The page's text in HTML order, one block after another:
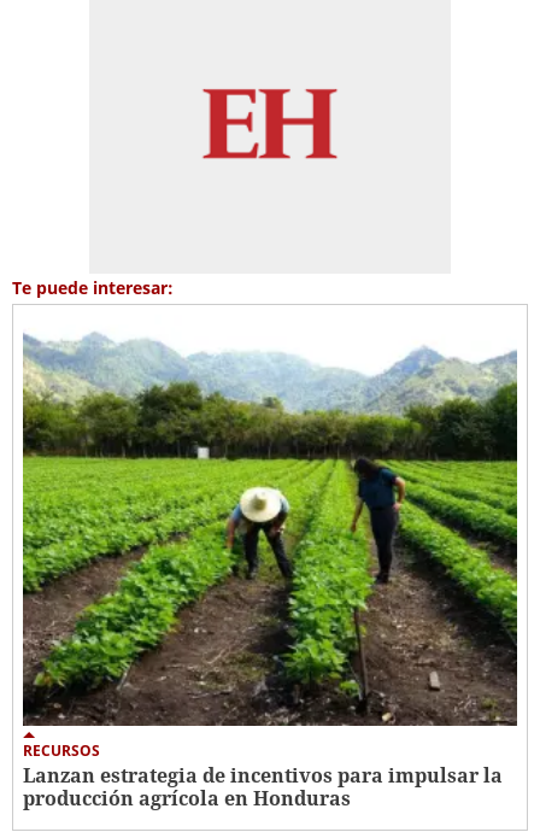
Te puede interesar:
RECURSOS
Lanzan estrategia de incentivos para impulsar la
producción agrícola en Honduras